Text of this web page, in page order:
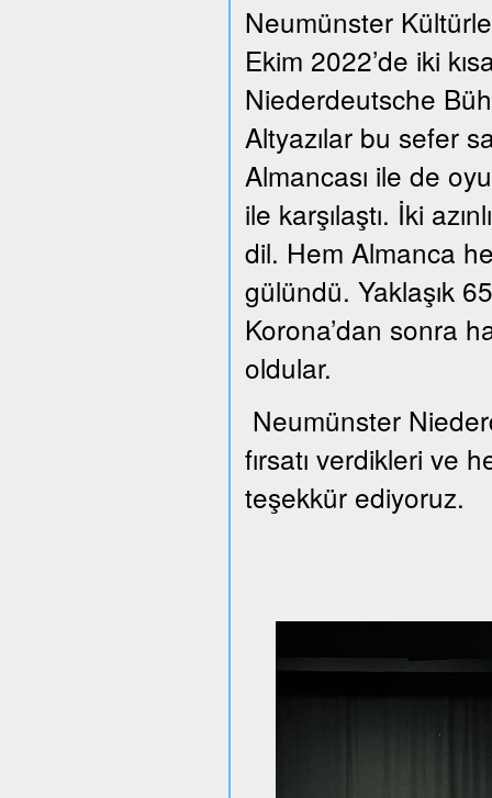
Neumünster
Ekim 2022’de iki
Niederdeutsche
Altyazılar bu sefer
Almancası ile de
ile karşılaştı. İki
dil. Hem Almanca
gülündü. Yaklaşık
Korona’dan sonra
oldular.
Neumünster
fırsatı verdikleri ve
teşekkür ediyoruz.